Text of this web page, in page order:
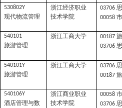
530802Y
现代物流管理
浙江经济职业
技术学院
03706
00058
540101
旅游管理
浙江工商大学 00187
03706
540101Y
旅游管理
浙江工商大学 03706
00187
540106Y
酒店管理与数
浙江商业职业
技术学院
00058
03706